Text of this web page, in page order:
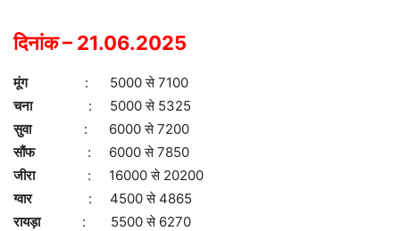
दिनांक – 21.06.2025
मूंग: 5000 से 7100
चना : 5000 से 5325
सुवा : 6000 से 7200
सौंफ
: 6000 से 7850
जीरा : 16000 से 20200
ग्वार
: 4500 से 4865
रायड़ा : 5500 से 6270